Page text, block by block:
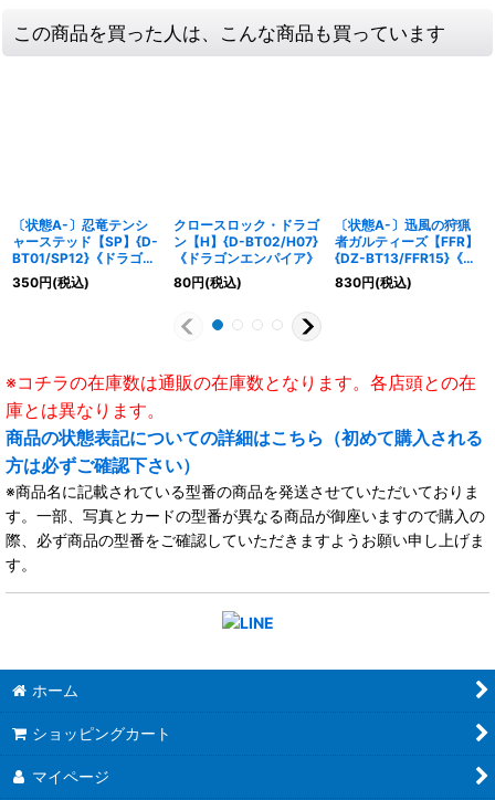
この商品を買った人は、こんな商品も買っています
〔状態A-〕忍竜テンシ
ャーステッド【SP】{D-
BT01/SP12}《ドラゴン
エンパイア》
350円(税込)
クロースロック・ドラゴ
ン【H】{D-BT02/H07}
《ドラゴンエンパイア》
80円(税込)
〔状態A-〕迅風の狩猟
者ガルティーズ【FFR】
{DZ-BT13/FFR15}《ス
トイケイア》
830円(税込)
※コチラの在庫数は通販の在庫数となります。各店頭との在
庫とは異なります。
商品の状態表記についての詳細はこちら（初めて購入される
方は必ずご確認下さい）
※商品名に記載されている型番の商品を発送させていただいておりま
す。一部、写真とカードの型番が異なる商品が御座いますので購入の
際、必ず商品の型番をご確認していただきますようお願い申し上げま
す。
ホーム
ショッピングカート
マイページ